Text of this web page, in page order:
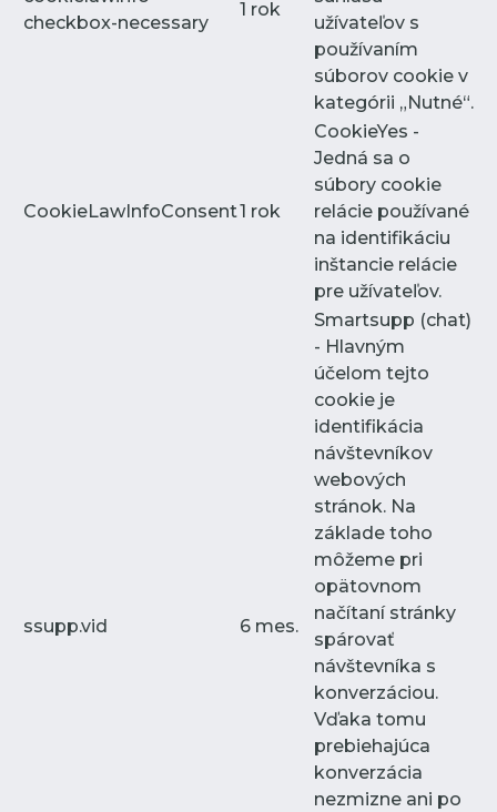
checkbox-necessary
1 rok
užívateľov s
používaním
súborov cookie v
kategórii „Nutné“.
CookieLawInfoConsent1 rok
CookieYes -
Jedná sa o
súbory cookie
relácie používané
na identifikáciu
inštancie relácie
pre užívateľov.
ssupp.vid 6 mes.
Smartsupp (chat)
- Hlavným
účelom tejto
cookie je
identifikácia
návštevníkov
webových
stránok. Na
základe toho
môžeme pri
opätovnom
načítaní stránky
spárovať
návštevníka s
konverzáciou.
Vďaka tomu
prebiehajúca
konverzácia
nezmizne ani po